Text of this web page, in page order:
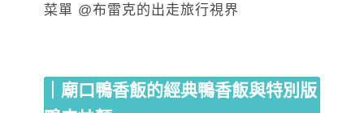
｜廟口鴨香飯的經典鴨香飯與特別版